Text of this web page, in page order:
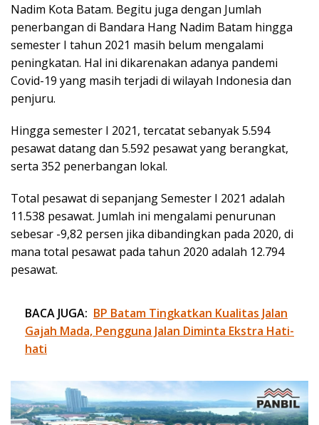
Nadim Kota Batam. Begitu juga dengan Jumlah
penerbangan di Bandara Hang Nadim Batam hingga
semester I tahun 2021 masih belum mengalami
peningkatan. Hal ini dikarenakan adanya pandemi
Covid-19 yang masih terjadi di wilayah Indonesia dan
penjuru.
Hingga semester I 2021, tercatat sebanyak 5.594
pesawat datang dan 5.592 pesawat yang berangkat,
serta 352 penerbangan lokal.
Total pesawat di sepanjang Semester I 2021 adalah
11.538 pesawat. Jumlah ini mengalami penurunan
sebesar -9,82 persen jika dibandingkan pada 2020, di
mana total pesawat pada tahun 2020 adalah 12.794
pesawat.
BACA JUGA: BP Batam Tingkatkan Kualitas Jalan
Gajah Mada, Pengguna Jalan Diminta Ekstra Hati-
hati